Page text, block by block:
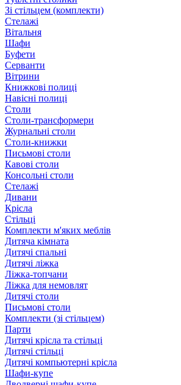
Зі стільцем (комплекти)
Стелажі
Вітальня
Шафи
Буфети
Серванти
Вітрини
Книжкові полиці
Навісні полиці
Столи
Столи-трансформери
Журнальні столи
Столи-книжки
Письмові столи
Кавові столи
Консольні столи
Стелажі
Дивани
Крісла
Стільці
Комплекти м'яких меблів
Дитяча кімната
Дитячі спальні
Дитячі ліжка
Ліжка-топчани
Ліжка для немовлят
Дитячі столи
Письмові столи
Комплекти (зі стільцем)
Парти
Дитячі крісла та стільці
Дитячі стільці
Дитячі компьютерні крісла
Шафи-купе